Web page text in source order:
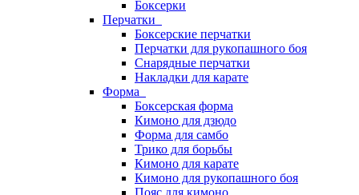
Боксерки
Перчатки
Боксерские перчатки
Перчатки для рукопашного боя
Снарядные перчатки
Накладки для карате
Форма
Боксерская форма
Кимоно для дзюдо
Форма для самбо
Трико для борьбы
Кимоно для карате
Кимоно для рукопашного боя
Пояс для кимоно